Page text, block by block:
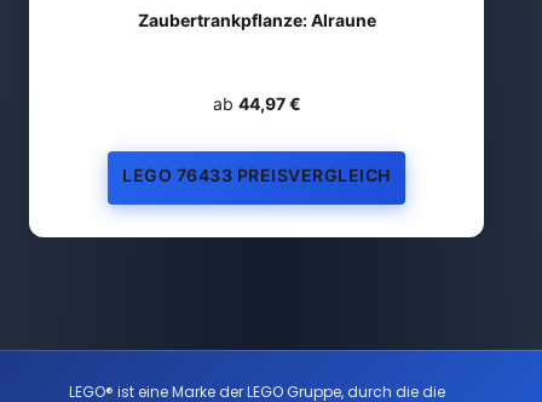
Zaubertrankpflanze: Alraune
ab 44,97 €
LEGO 76433 PREISVERGLEICH
LEGO® ist eine Marke der LEGO Gruppe, durch die die